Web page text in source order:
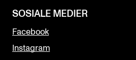
SOSIALE MEDIER
Facebook
Instagram